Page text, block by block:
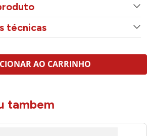
técnicas
AO CARRINHO
tambem